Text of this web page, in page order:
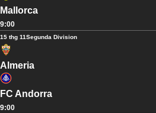
Mallorca
9:00
15 thg 11Segunda Division
Almeria
FC Andorra
9:00